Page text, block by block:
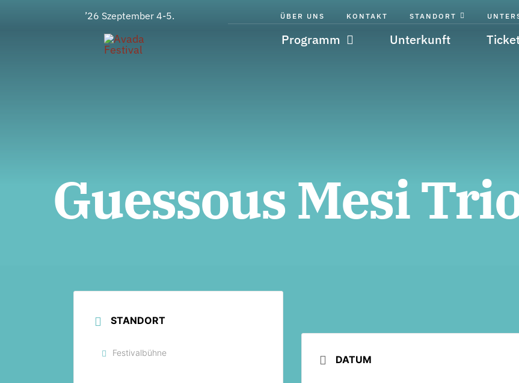
’26 Szeptember 4-5. ÜBER UNS KONTAKT STANDORT
Programm Unterkunft
Guessous Mesi
STANDORT
Festivalbühne
DATUM